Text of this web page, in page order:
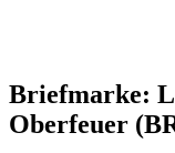
Briefmarke:
Oberfeuer